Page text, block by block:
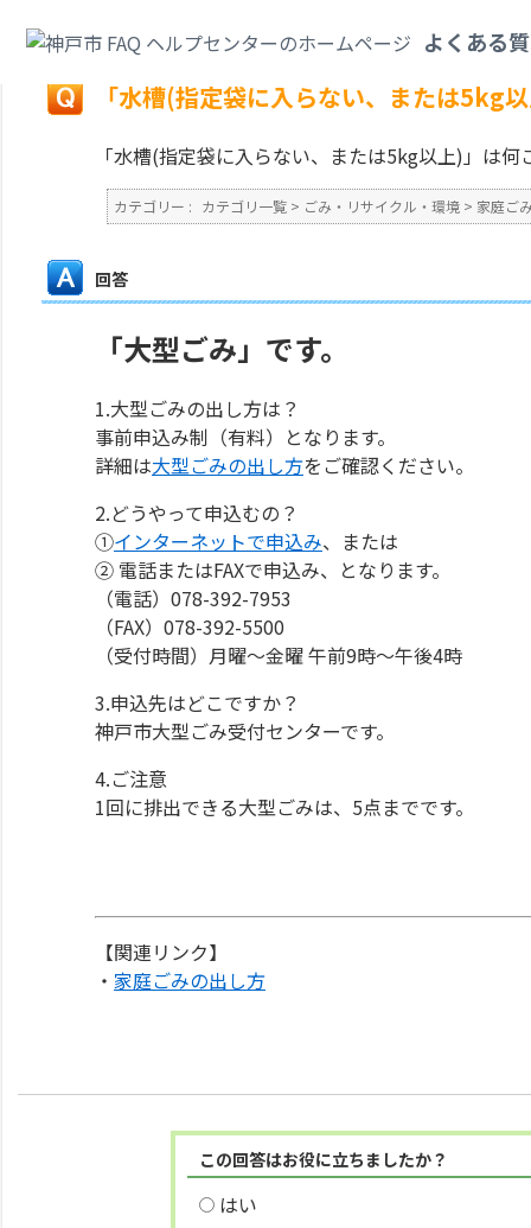
よくある
戻る
「水槽(指定袋に入らない、または5kg
「水槽(指定袋に入らない、または5kg以上)」は
カテゴリー : カテゴリ一覧 > ごみ・リサイクル・環境 > 家庭ご
回答
「大型ごみ」です。
1.大型ごみの出し方は？
事前申込み制（有料）となります。
詳細は大型ごみの出し方をご確認ください。
2.どうやって申込むの？
①インターネットで申込み、または
② 電話またはFAXで申込み、となります。
（電話）078-392-7953
（FAX）078-392-5500
（受付時間）月曜～金曜 午前9時～午後4時
3.申込先はどこですか？
神戸市大型ごみ受付センターです。
4.ご注意
1回に排出できる大型ごみは、5点までです。
【関連リンク】
・ 家庭ごみの出し方
この回答はお役に立ちましたか？
はい